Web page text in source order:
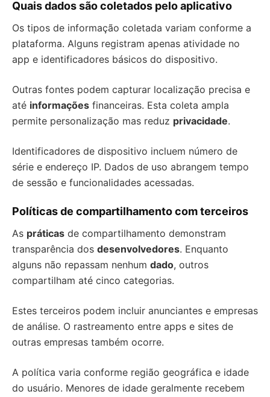
Quais dados são coletados pelo aplicativo
Os tipos de informação coletada variam conforme a
plataforma. Alguns registram apenas atividade no
app e identificadores básicos do dispositivo.
Outras fontes podem capturar localização precisa e
até informações financeiras. Esta coleta ampla
permite personalização mas reduz privacidade.
Identificadores de dispositivo incluem número de
série e endereço IP. Dados de uso abrangem tempo
de sessão e funcionalidades acessadas.
Políticas de compartilhamento com terceiros
As práticas de compartilhamento demonstram
transparência dos desenvolvedores. Enquanto
alguns não repassam nenhum dado, outros
compartilham até cinco categorias.
Estes terceiros podem incluir anunciantes e empresas
de análise. O rastreamento entre apps e sites de
outras empresas também ocorre.
A política varia conforme região geográfica e idade
do usuário. Menores de idade geralmente recebem